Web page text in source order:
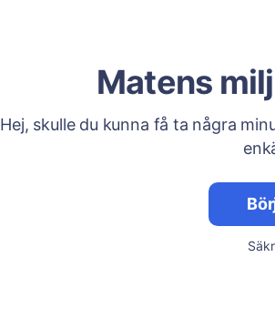
Matens
Hej, skulle du kunna få ta några